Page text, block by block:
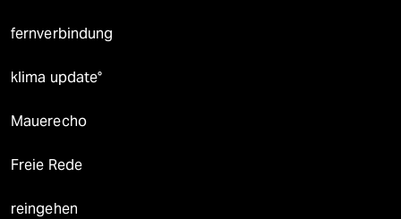
fernverbindung
klima update°
Mauerecho
Freie Rede
reingehen